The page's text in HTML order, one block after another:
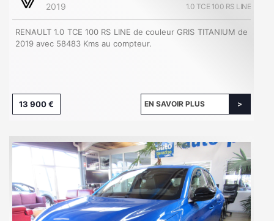
2019 1.0 TCE 100 RS LINE
RENAULT 1.0 TCE 100 RS LINE de couleur GRIS TITANIUM de
2019 avec 58483 Kms au compteur.
13 900 € EN SAVOIR PLUS